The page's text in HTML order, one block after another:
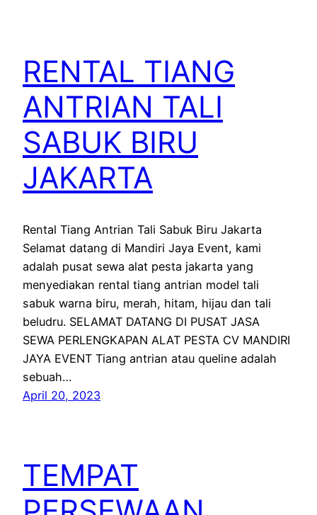
RENTAL TIANG
ANTRIAN TALI
SABUK BIRU
JAKARTA
Rental Tiang Antrian Tali Sabuk Biru Jakarta
Selamat datang di Mandiri Jaya Event, kami
adalah pusat sewa alat pesta jakarta yang
menyediakan rental tiang antrian model tali
sabuk warna biru, merah, hitam, hijau dan tali
beludru. SELAMAT DATANG DI PUSAT JASA
SEWA PERLENGKAPAN ALAT PESTA CV MANDIRI
JAYA EVENT Tiang antrian atau queline adalah
sebuah…
April 20, 2023
TEMPAT